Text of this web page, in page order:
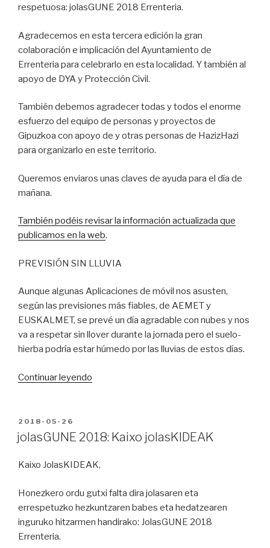
respetuosa: jolasGUNE 2018 Errenteria.
Agradecemos en esta tercera edición la gran
colaboración e implicación del Ayuntamiento de
Errenteria para celebrarlo en esta localidad. Y también al
apoyo de DYA y Protección Civil.
También debemos agradecer todas y todos el enorme
esfuerzo del equipo de personas y proyectos de
Gipuzkoa con apoyo de y otras personas de HazizHazi
para organizarlo en este territorio.
Queremos enviaros unas claves de ayuda para el día de
mañana.
También podéis revisar la información actualizada que
publicamos en la web.
PREVISIÓN SIN LLUVIA
Aunque algunas Aplicaciones de móvil nos asusten,
según las previsiones más fiables, de AEMET y
EUSKALMET, se prevé un día agradable con nubes y nos
va a respetar sin llover durante la jornada pero el suelo-
hierba podría estar húmedo por las lluvias de estos días.
Continuar leyendo
PUBLICADO
EN
2018-05-26
jolasGUNE 2018: Kaixo jolasKIDEAK
Kaixo JolasKIDEAK,
Honezkero ordu gutxi falta dira jolasaren eta
errespetuzko hezkuntzaren babes eta hedatzearen
inguruko hitzarmen handirako: JolasGUNE 2018
Errenteria.